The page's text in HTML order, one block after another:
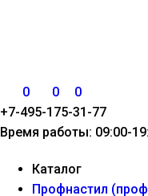
0 0
0
+7-495-175-31-77
Время работы: 09:00-
Каталог
Профнастил